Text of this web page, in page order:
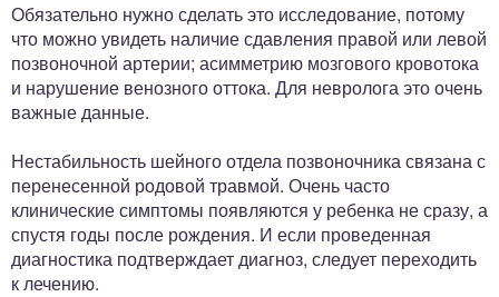
Обязательно нужно сделать это исследование, потому
что можно увидеть наличие сдавления правой или левой
позвоночной артерии; асимметрию мозгового кровотока
и нарушение венозного оттока. Для невролога это очень
важные данные.
Нестабильность шейного отдела позвоночника связана с
перенесенной родовой травмой. Очень часто
клинические симптомы появляются у ребенка не сразу, а
спустя годы после рождения. И если проведенная
диагностика подтверждает диагноз, следует переходить
к лечению.